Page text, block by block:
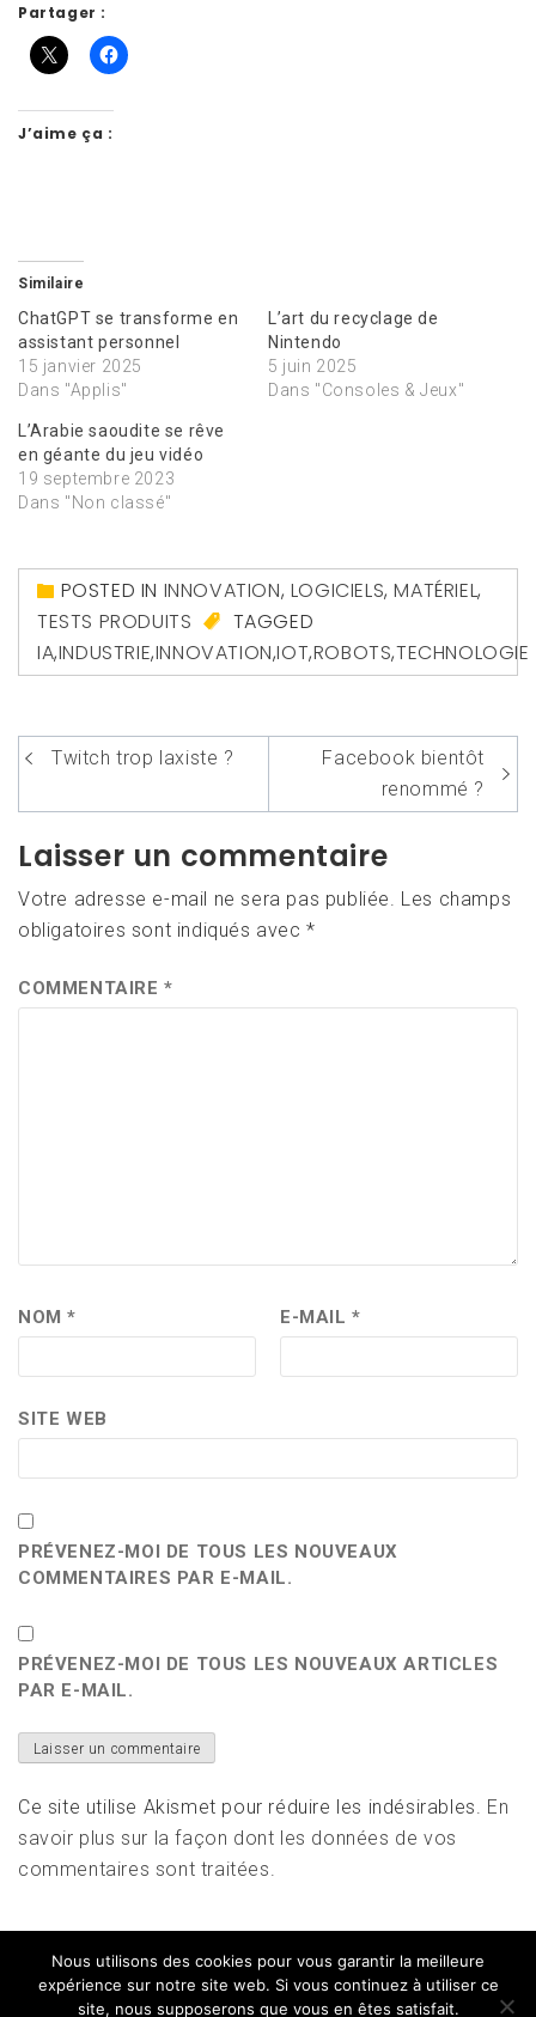
Partager :
J’aime ça :
Similaire
ChatGPT se transforme en
assistant personnel
15 janvier 2025
Dans "Applis"
L’art du recyclage de
Nintendo
5 juin 2025
Dans "Consoles & Jeux"
L’Arabie saoudite se rêve
en géante du jeu vidéo
19 septembre 2023
Dans "Non classé"
POSTED IN INNOVATION, LOGICIELS,MATÉRIEL,
TESTS PRODUITS
TAGGED
IA,INDUSTRIE,INNOVATION,IOT,ROBOTS,TECHNOLOGIE
Navigation
l’article
Twitch trop laxiste ?
Facebook bientôt
renommé ?
Laisser un commentaire
Votre adresse e-mail ne sera pas publiée. Les champs
obligatoires sont indiqués avec*
COMMENTAIRE*
NOM* E-MAIL*
SITE WEB
PRÉVENEZ-MOI DE TOUS LES NOUVEAUX
COMMENTAIRES PAR E-MAIL.
PRÉVENEZ-MOI DE TOUS LES NOUVEAUX ARTICLES
PAR E-MAIL.
Ce site utilise Akismet pour réduire les indésirables. En
savoir plus sur la façon dont les données de vos
commentaires sont traitées.
Nous utilisons des cookies pour vous garantir la meilleure
expérience sur notre site web. Si vous continuez à utiliser ce
site, nous supposerons que vous en êtes satisfait.